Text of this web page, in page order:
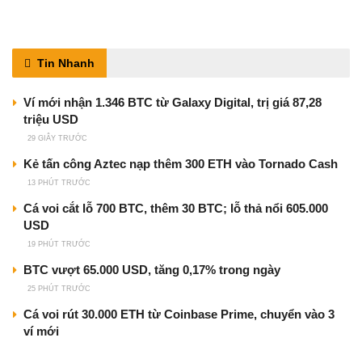
Tin Nhanh
Ví mới nhận 1.346 BTC từ Galaxy Digital, trị giá 87,28
triệu USD
29 GIÂY TRƯỚC
Kẻ tấn công Aztec nạp thêm 300 ETH vào Tornado Cash
13 PHÚT TRƯỚC
Cá voi cắt lỗ 700 BTC, thêm 30 BTC; lỗ thả nổi 605.000
USD
19 PHÚT TRƯỚC
BTC vượt 65.000 USD, tăng 0,17% trong ngày
25 PHÚT TRƯỚC
Cá voi rút 30.000 ETH từ Coinbase Prime, chuyển vào 3
ví mới